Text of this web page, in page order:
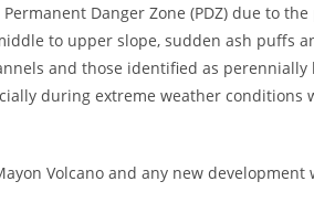
Danger Zone (PDZ) due to
to upper slope, sudden ash puffs
and those identified as perennially
during extreme weather conditions
Volcano and any new